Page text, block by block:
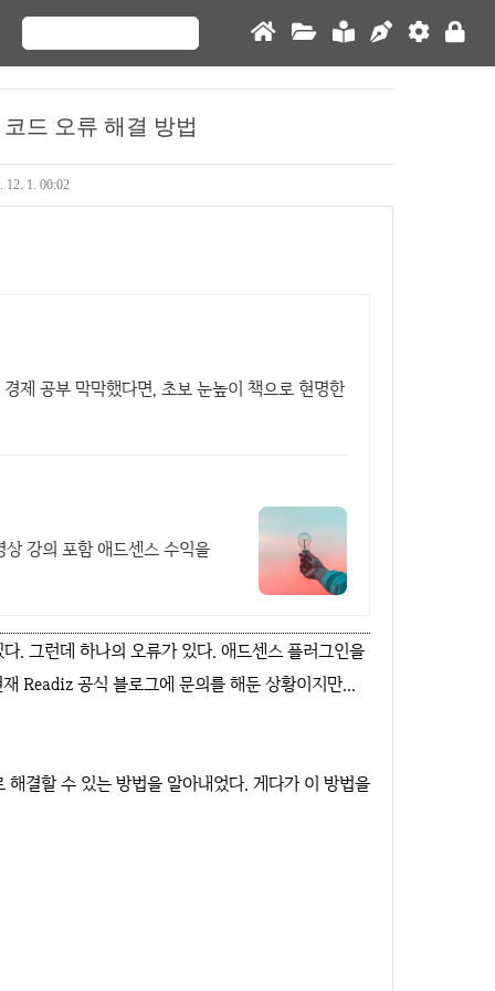
드 오류 해결 방법
12. 1. 00:02
제 공부 막막했다면, 초보 눈높이 책으로 현명한
강의 포함 애드센스 수익을
. 그런데 하나의 오류가 있다. 애드센스 플러그인을
Readiz 공식 블로그에 문의를 해둔 상황이지만...
결할 수 있는 방법을 알아내었다. 게다가 이 방법을